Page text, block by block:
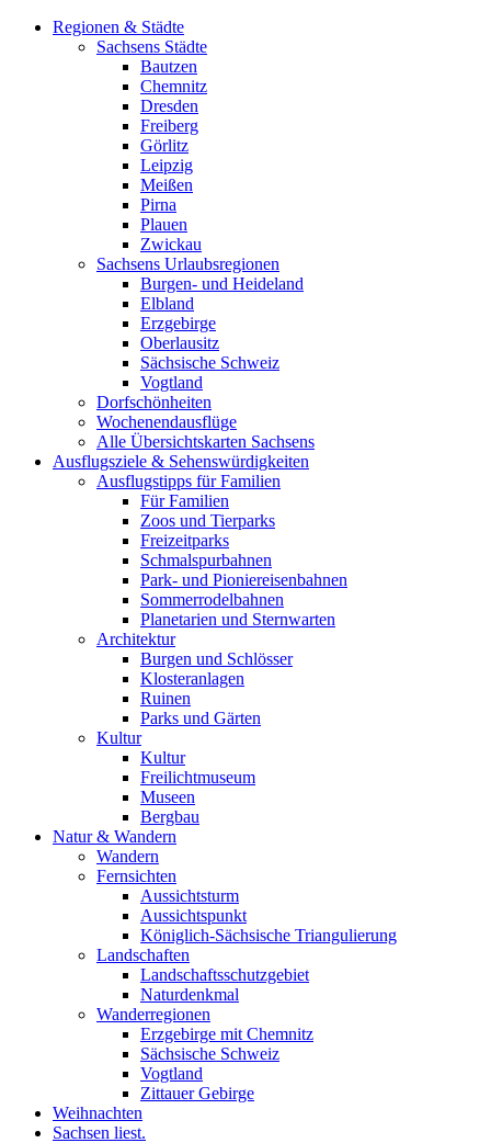
Regionen & Städte
Sachsens Städte
Bautzen
Chemnitz
Dresden
Freiberg
Görlitz
Leipzig
Meißen
Pirna
Plauen
Zwickau
Sachsens Urlaubsregionen
Burgen- und Heideland
Elbland
Erzgebirge
Oberlausitz
Sächsische Schweiz
Vogtland
Dorfschönheiten
Wochenendausflüge
Alle Übersichtskarten Sachsens
Ausflugsziele & Sehenswürdigkeiten
Ausflugstipps für Familien
Für Familien
Zoos und Tierparks
Freizeitparks
Schmalspurbahnen
Park- und Pioniereisenbahnen
Sommerrodelbahnen
Planetarien und Sternwarten
Architektur
Burgen und Schlösser
Klosteranlagen
Ruinen
Parks und Gärten
Kultur
Kultur
Freilichtmuseum
Museen
Bergbau
Natur & Wandern
Wandern
Fernsichten
Aussichtsturm
Aussichtspunkt
Königlich-Sächsische Triangulierung
Landschaften
Landschaftsschutzgebiet
Naturdenkmal
Wanderregionen
Erzgebirge mit Chemnitz
Sächsische Schweiz
Vogtland
Zittauer Gebirge
Weihnachten
Sachsen liest.